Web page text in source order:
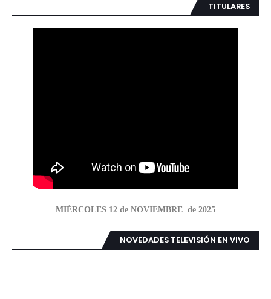
TITULARES
MIÉRCOLES 12 de NOVIEMBRE de 2025
NOVEDADES TELEVISIÓN EN VIVO